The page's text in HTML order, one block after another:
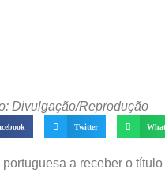
Divulgação/Reprodução
Twitter
a receber o